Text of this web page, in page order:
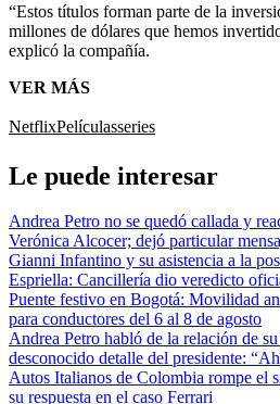
“Estos títulos forman parte de la
millones de dólares que hemos
explicó la compañía.
VER MÁS
NetflixPelículasseries
Le puede interesar
Andrea Petro no se quedó callada y
Verónica Alcocer; dejó particular
Gianni Infantino y su asistencia a la
Espriella: Cancillería dio veredicto
Puente festivo en Bogotá: Movilidad
para conductores del 6 al 8 de agosto
Andrea Petro habló de la relación de
desconocido detalle del presidente:
Autos Italianos de Colombia rompe el
su respuesta en el caso Ferrari